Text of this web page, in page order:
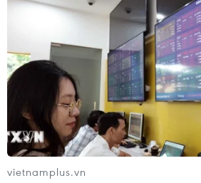
tăng thuế đối với hàng hóa
không đạt được cam kết với
Washington cho biết Mỹ sẽ sử
công cụ để bảo vệ người lao
doanh nghiệp nước mình"./.
vietnamplus.vn